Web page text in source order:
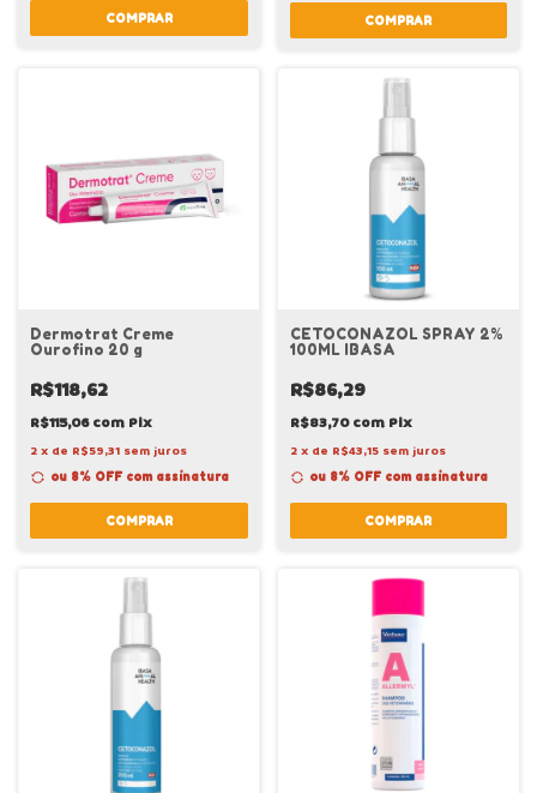
COMPRAR
Dermotrat Creme
Ourofino 20 g
R$118,62
R$115,06com Pix
2 x de R$59,31 sem juros
ou 8% OFF com assinatura
COMPRAR
CETOCONAZOL SPRAY 2%
100ML IBASA
R$86,29
R$83,70com Pix
2 x de R$43,15 sem juros
ou 8% OFF com assinatura
COMPRAR